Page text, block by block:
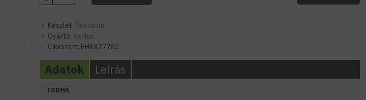
Készlet: Raktáron
Gyártó: Kanlux
Cikkszám: EHKX27280
Adatok Leírás
FORMA